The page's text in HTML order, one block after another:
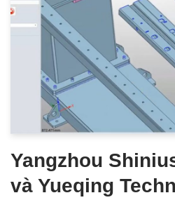
Yangzhou
và Yueqing